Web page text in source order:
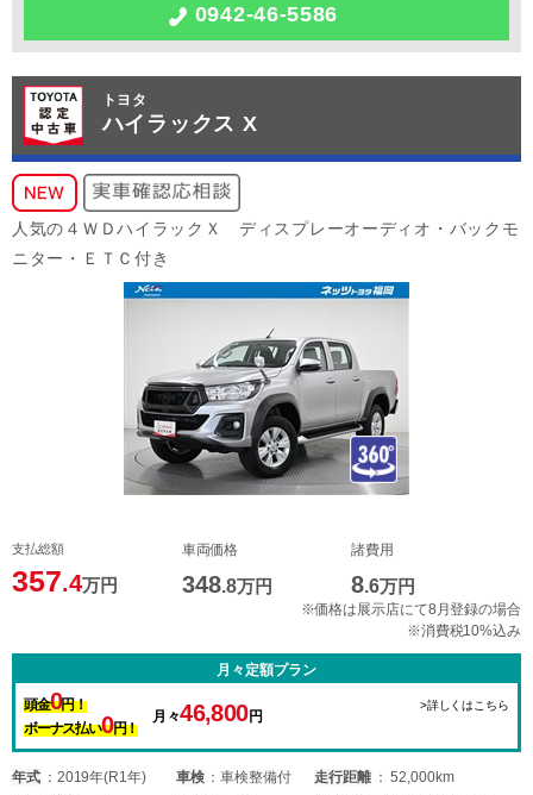
0942-46-5586
トヨタ
ハイラックス X
人気の４ＷＤハイラックＸ ディスプレーオーディオ・バックモ
ニター・ＥＴＣ付き
支払総額
357.4万円
車両価格
348.8万円
諸費用
8.6万円
※価格は展示店にて8月登録の場合
※消費税10%込み
月々定額プラン
頭金0円！
ボーナス払い0円！
月々46,800円
>詳しくはこちら
年式 2019年(R1年) 車検 車検整備付 走行距離
52,000km